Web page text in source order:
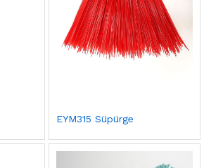
EYM315 Süpürge